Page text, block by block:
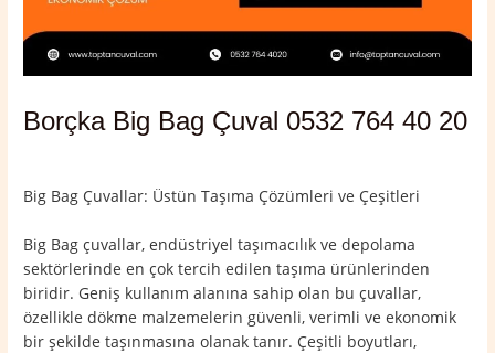
Borçka Big Bag Çuval 0532 764 40 20
Big Bag Çuvallar: Üstün Taşıma Çözümleri ve Çeşitleri
Big Bag çuvallar, endüstriyel taşımacılık ve depolama
sektörlerinde en çok tercih edilen taşıma ürünlerinden
biridir. Geniş kullanım alanına sahip olan bu çuvallar,
özellikle dökme malzemelerin güvenli, verimli ve ekonomik
bir şekilde taşınmasına olanak tanır. Çeşitli boyutları,